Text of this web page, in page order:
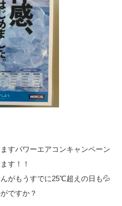
見市 , 東海市, 名古屋市緑区
, 名古屋市中区 安城市
屋市天白区 ,西春日井郡
長野県安曇野市,福井県越前市
県津市,静岡県,静岡県浜松
すパワーエアコンキャンペーン
す！！
がもうすでに25℃超えの日も💦
ですか？